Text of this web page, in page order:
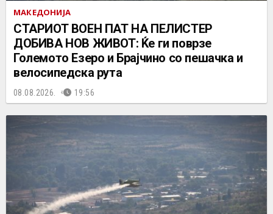
МАКЕДОНИЈА
СТАРИОТ ВОЕН ПАТ НА ПЕЛИСТЕР
ДОБИВА НОВ ЖИВОТ: Ќе ги поврзе
Големото Езеро и Брајчино со пешачка и
велосипедска рута
08.08.2026. 19:56